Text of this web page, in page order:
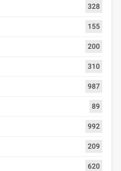
328
155
200
310
987
89
992
209
620